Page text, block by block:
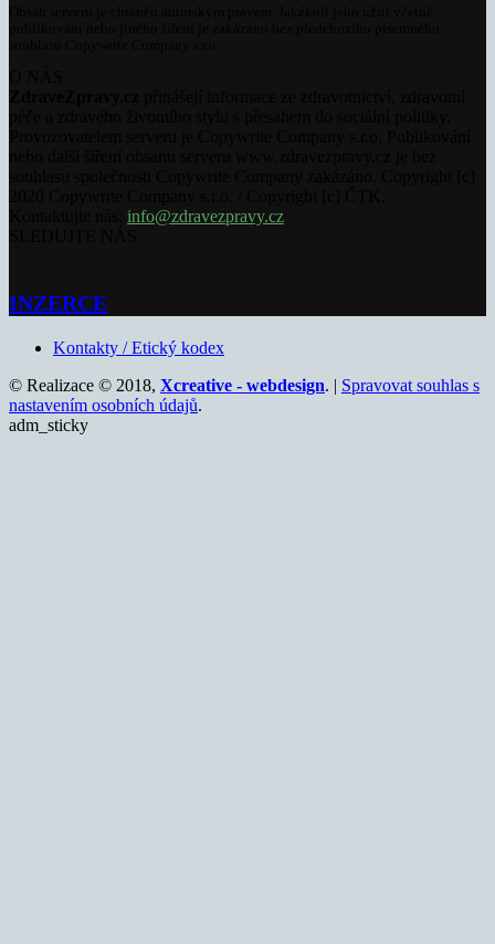
info@zdravezpravy.cz
INZERCE
Kontakty / Etický kodex
© Realizace © 2018, Xcreative - webdesign. | Spravovat souhlas s
nastavením osobních údajů.
adm_sticky